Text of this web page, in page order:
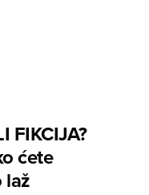
FIKCIJA?
ćete
laž